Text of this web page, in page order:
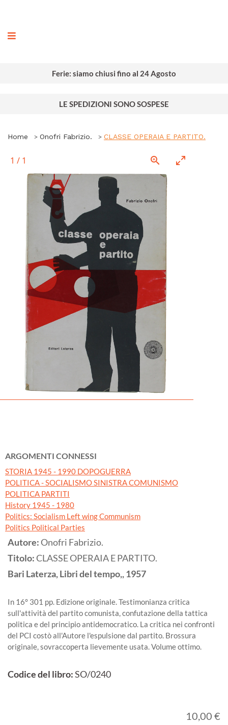
Ferie: siamo chiusi fino al 24 Agosto
LE SPEDIZIONI SONO SOSPESE
Home Onofri Fabrizio. CLASSE OPERAIA E PARTITO.
1 / 1
ARGOMENTI CONNESSI
STORIA 1945 - 1990 DOPOGUERRA
POLITICA - SOCIALISMO SINISTRA COMUNISMO
POLITICA PARTITI
History 1945 - 1980
Politics: Socialism Left wing Communism
Politics Political Parties
Autore:Onofri Fabrizio.
Titolo:CLASSE OPERAIA E PARTITO.
Bari Laterza, Libri del tempo,,1957
In 16° 301 pp. Edizione originale. Testimonianza critica
sull'attività del partito comunista, confutazione della tattica
politica e del principio antidemocratico. La critica nei confronti
del PCI costò all'Autore l'espulsione dal partito. Brossura
originale, sovraccoperta lievemente usata. Volume ottimo.
Codice del libro:SO/0240
10,00 €